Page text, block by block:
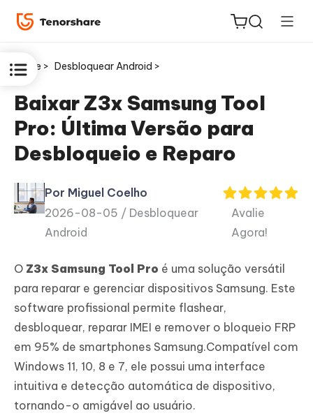
ReiBoot
for iOS
PDNob
PDF
Editor
Novo
iAnyGo
Home > Desbloquear Android >
Baixar Z3x Samsung Tool
Pro: Última Versão para
Desbloqueio e Reparo
Por Miguel Coelho
2026-08-05 / Desbloquear
Android
Avalie
Agora!
O Z3x Samsung Tool Pro é uma solução versátil
para reparar e gerenciar dispositivos Samsung. Este
software profissional permite flashear,
desbloquear, reparar IMEI e remover o bloqueio FRP
em 95% de smartphones Samsung.Compatível com
Windows 11, 10, 8 e 7, ele possui uma interface
intuitiva e detecção automática de dispositivo,
tornando-o amigável ao usuário.